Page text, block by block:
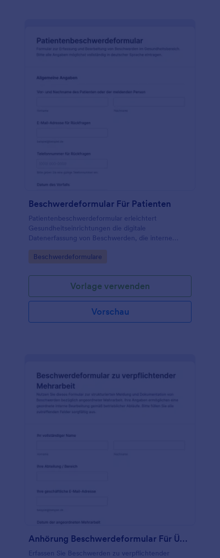
Beschwerdeformular Für Patienten
Patientenbeschwerdeformular erleichtert
Gesundheitseinrichtungen die digitale
Datenerfassung von Beschwerden, die interne
Formularantwort mit Jotform.
Go to Category:
Beschwerdeformulare
Vorlage verwenden
Vorschau
Anhörung Beschwerdeformular Für Überstunden
Erfassen Sie Beschwerden zu verpflichtender